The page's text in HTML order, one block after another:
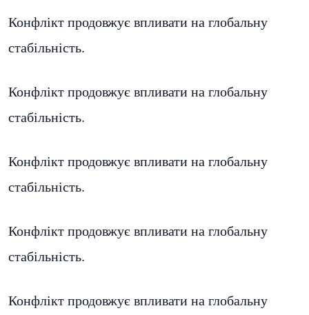
Конфлікт продовжує впливати на глобальну
стабільність.
Конфлікт продовжує впливати на глобальну
стабільність.
Конфлікт продовжує впливати на глобальну
стабільність.
Конфлікт продовжує впливати на глобальну
стабільність.
Конфлікт продовжує впливати на глобальну